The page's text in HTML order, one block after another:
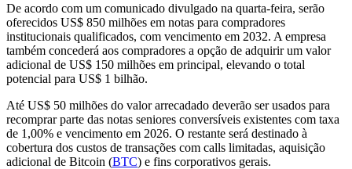
De acordo com um comunicado divulgado na quarta-feira, serão
oferecidos US$ 850 milhões em notas para compradores
institucionais qualificados, com vencimento em 2032. A empresa
também concederá aos compradores a opção de adquirir um valor
adicional de US$ 150 milhões em principal, elevando o total
potencial para US$ 1 bilhão.
Até US$ 50 milhões do valor arrecadado deverão ser usados para
recomprar parte das notas seniores conversíveis existentes com taxa
de 1,00% e vencimento em 2026. O restante será destinado à
cobertura dos custos de transações com calls limitadas, aquisição
adicional de Bitcoin (BTC) e fins corporativos gerais.